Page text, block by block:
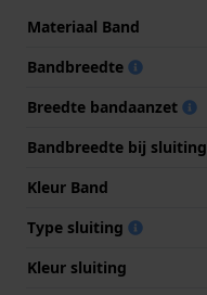
Materiaal Band
Bandbreedte
Breedte bandaanzet
Bandbreedte bij sluiting
Kleur Band
Type sluiting
Kleur sluiting